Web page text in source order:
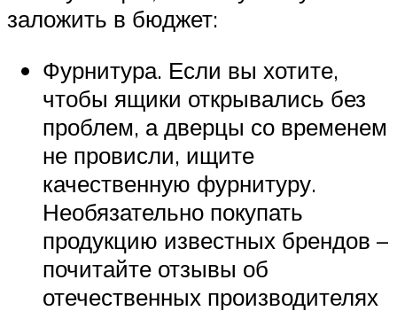
заложить в бюджет:
Фурнитура. Если вы хотите,
чтобы ящики открывались без
проблем, а дверцы со временем
не провисли, ищите
качественную фурнитуру.
Необязательно покупать
продукцию известных брендов –
почитайте отзывы об
отечественных производителях